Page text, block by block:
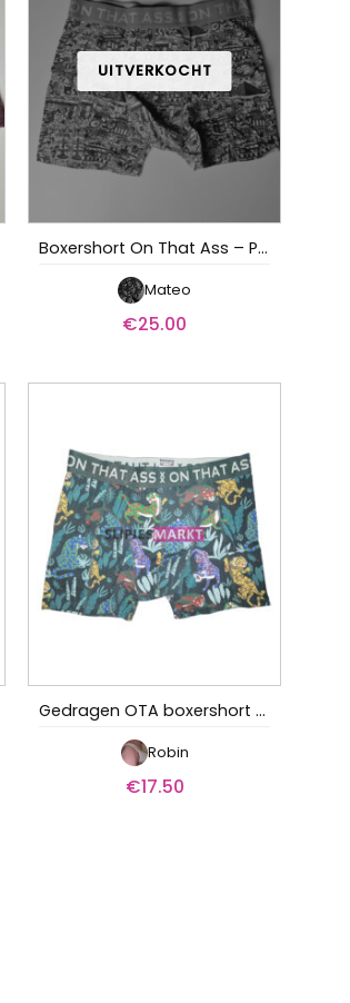
Boxershort On That Ass – Paris
Mateo
€25.00
Gedragen OTA boxershort – Grote leider
Robin
€17.50